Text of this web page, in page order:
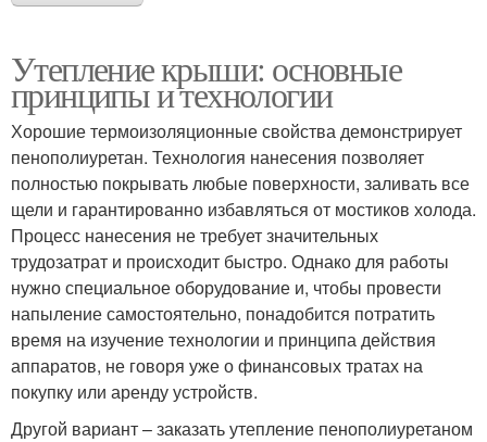
Утепление крыши: основные
принципы и технологии
Хорошие термоизоляционные свойства демонстрирует
пенополиуретан. Технология нанесения позволяет
полностью покрывать любые поверхности, заливать все
щели и гарантированно избавляться от мостиков холода.
Процесс нанесения не требует значительных
трудозатрат и происходит быстро. Однако для работы
нужно специальное оборудование и, чтобы провести
напыление самостоятельно, понадобится потратить
время на изучение технологии и принципа действия
аппаратов, не говоря уже о финансовых тратах на
покупку или аренду устройств.
Другой вариант – заказать утепление пенополиуретаном